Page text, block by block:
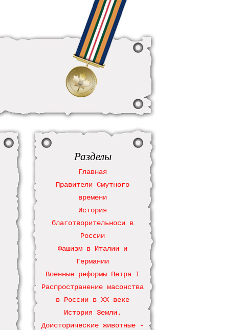
Разделы
Главная
Правители Смутного
времени
История
благотворительноси в
России
Фашизм в Италии и
Германии
Военные реформы Петра І
Распространение масонства
в России в ХХ веке
История Земли.
Доисторические животные -